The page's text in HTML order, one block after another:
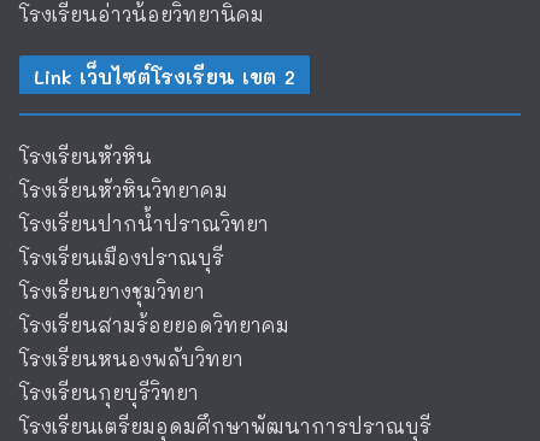
โรงเรียนอ่าวน้อยวิทยานิคม
Link เว็บไซต์โรงเรียน เขต 2
โรงเรียนหัวหิน
โรงเรียนหัวหินวิทยาคม
โรงเรียนปากน้ำปราณวิทยา
โรงเรียนเมืองปราณบุรี
โรงเรียนยางชุมวิทยา
โรงเรียนสามร้อยยอดวิทยาคม
โรงเรียนหนองพลับวิทยา
โรงเรียนกุยบุรีวิทยา
โรงเรียนเตรียมอุดมศึกษาพัฒนาการปราณบุรี